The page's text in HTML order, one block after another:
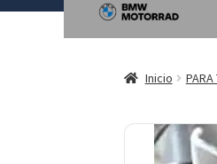
Inicio PARA